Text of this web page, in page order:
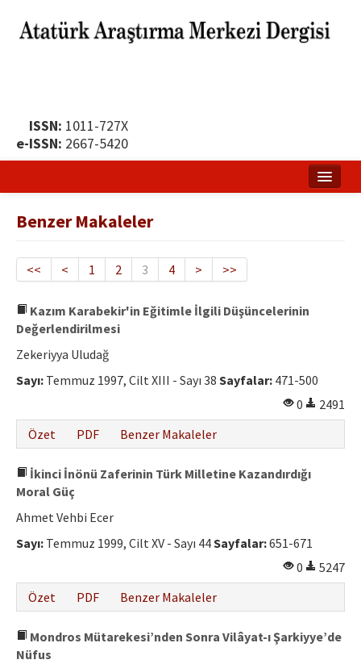
ISSN: 1011-727X
e-ISSN: 2667-5420
Yayın Politikası
Yayın İlkeleri
Etik İlkeler
Hakem Rehberi
Benzer Makaleler
<< < 1 2 3 4 > >>
Kazım Karabekir'in Eğitimle İlgili Düşüncelerinin
Değerlendirilmesi
Zekeriyya Uludağ
Sayı: Temmuz 1997, Cilt XIII - Sayı 38 Sayfalar: 471-500
0
2491
Özet
PDF Benzer Makaleler
İkinci İnönü Zaferinin Türk Milletine Kazandırdığı
Moral Güç
Ahmet Vehbi Ecer
Sayı: Temmuz 1999, Cilt XV - Sayı 44Sayfalar:651-671
0
5247
Özet
PDF Benzer Makaleler
Mondros Mütarekesi’nden Sonra Vilâyat-ı Şarkiyye’de
Nüfus